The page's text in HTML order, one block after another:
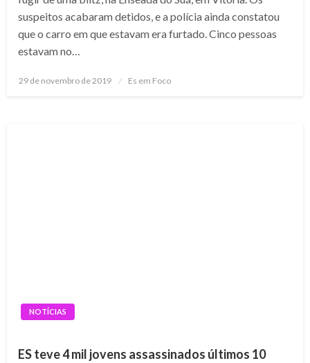
suspeitos acabaram detidos, e a polícia ainda constatou
que o carro em que estavam era furtado. Cinco pessoas
estavam no…
Posted
29 de novembro de 2019 Es em Foco
NOTÍCIAS
ES teve 4 mil jovens assassinados últimos 10